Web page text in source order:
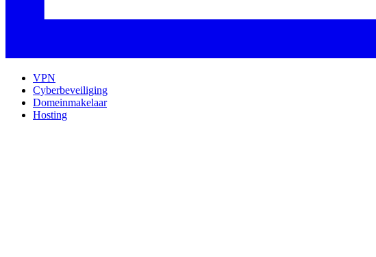
VPN
Cyberbeveiliging
Domeinmakelaar
Hosting